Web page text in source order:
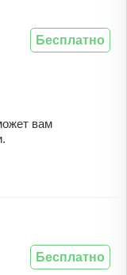
вам
Бесплатно
Бесплатно